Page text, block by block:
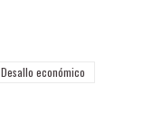
Desallo económico